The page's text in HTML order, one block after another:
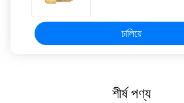
চালিয়ে
শীর্ষ পণ্য